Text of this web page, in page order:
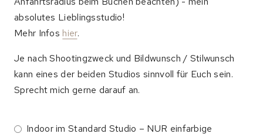
absolutes Lieblingsstudio!
Mehr Infos hier.
Je nach Shootingzweck und Bildwunsch / Stilwunsch
kann eines der beiden Studios sinnvoll für Euch sein.
Sprecht mich gerne darauf an.
Indoor im Standard Studio – NUR einfarbige